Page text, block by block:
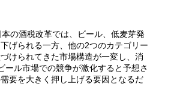
の酒税改革では、ビール、低麦芽発
げられる一方、他の2つのカテゴリー
けられてきた市場構造が一変し、消
ル市場での競争が激化すると予想さ
要を大きく押し上げる要因となるだ